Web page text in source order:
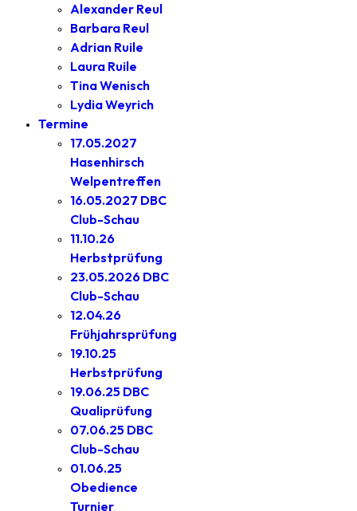
Alexander Reul
Barbara Reul
Adrian Ruile
Laura Ruile
Tina Wenisch
Lydia Weyrich
Termine
17.05.2027
Hasenhirsch
Welpentreffen
16.05.2027 DBC
Club-Schau
11.10.26
Herbstprüfung
23.05.2026 DBC
Club-Schau
12.04.26
Frühjahrsprüfung
19.10.25
Herbstprüfung
19.06.25 DBC
Qualiprüfung
07.06.25 DBC
Club-Schau
01.06.25
Obedience
Turnier